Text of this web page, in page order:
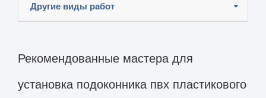
Другие виды работ
Рекомендованные мастера для
установка подоконника пвх пластикового